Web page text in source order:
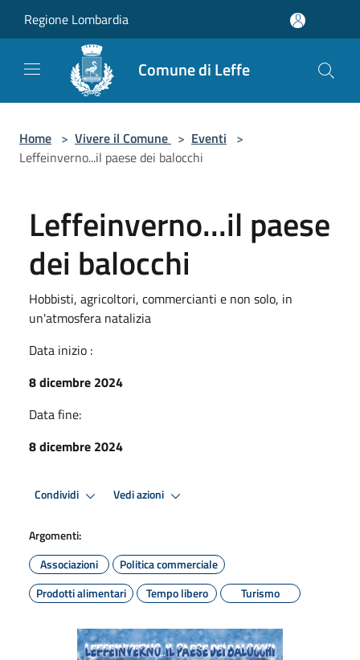
Regione Lombardia
Comune di Leffe
Home > Vivere il Comune > Eventi >
Leffeinverno...il paese dei balocchi
Leffeinverno...il paese
dei balocchi
Hobbisti, agricoltori, commercianti e non solo, in
un'atmosfera natalizia
Data inizio :
8 dicembre 2024
Data fine:
8 dicembre 2024
Condividi Vedi azioni
Argomenti:
Associazioni
Politica commerciale
Prodotti alimentari
Tempo libero Turismo